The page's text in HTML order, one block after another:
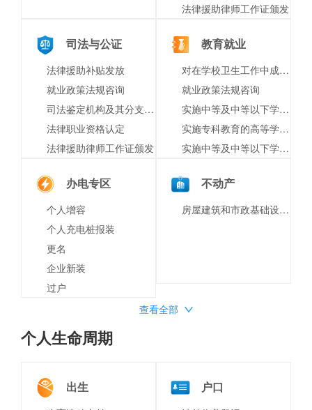
法律援助律师工作证颁发
司法与公证
法律援助补贴发放
就业政策法规咨询
司法鉴定机构及其分支机构名称预核
法律职业资格认定
法律援助律师工作证颁发
教育就业
对在学校卫生工作中成绩显著的单位或者个人的表彰奖励
就业政策法规咨询
实施中等及中等以下学历教育、学前教育、自学考试助学及其他文化教育的学校设立审批
实施专科教育的高等学校和其他高等教育机构的变更审批
实施中等及中等以下学历教育、学前教育、自学考试助学及其他文化教育的学校终止审批
办电专区
个人增容
个人充电桩报装
更名
企业新装
过户
不动产
房屋建筑和市政基础设施工程竣工验收备案
查看全部
个人生命周期
出生 户口